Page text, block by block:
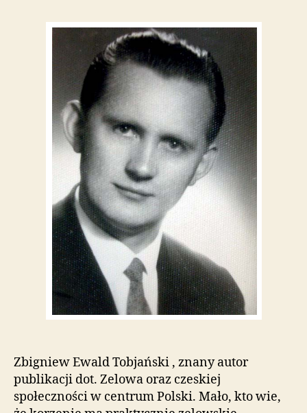
Zbigniew Ewald Tobjański , znany autor
publikacji dot. Zelowa oraz czeskiej
społeczności w centrum Polski. Mało, kto wie,